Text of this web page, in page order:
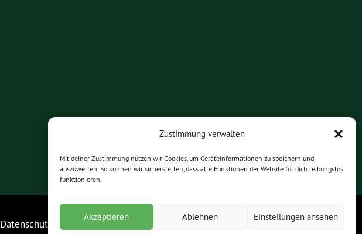
Zustimmung verwalten
Mit deiner Zustimmung nutzen wir Cookies, um Geräteinformationen zu speichern und
auszuwerten. So können wir sicherstellen, dass alle Funktionen der Website für dich reibungslos
funktionieren.
Akzeptieren Ablehnen Einstellungen ansehen
Datenschutzerklärung